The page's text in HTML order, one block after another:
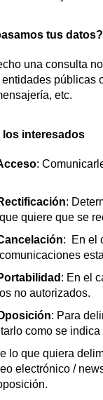
tus datos?
una consulta
públicas
etc.
los interesados
:
:
quiere que se
: En el
: En el
no autorizados.
: Para
como se
lo que quiera
electrónico /